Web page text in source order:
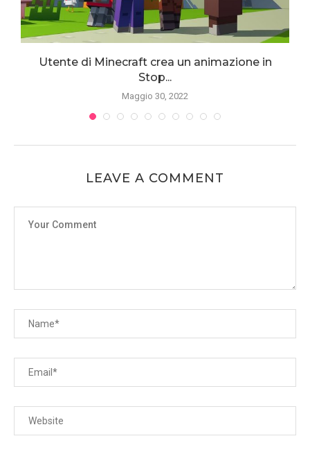
Utente di Minecraft crea un animazione in
Stop...
Maggio 30, 2022
LEAVE A COMMENT